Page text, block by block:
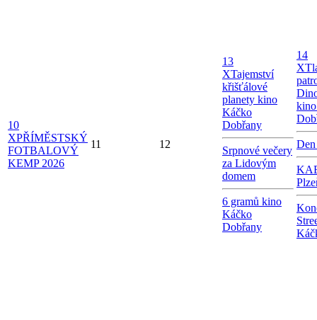
10
XPŘÍMĚSTSKÝ
FOTBALOVÝ
KEMP 2026
11 12
13
XTajemství
křišťálové
planety kino
Káčko
Dobřany
Srpnové večery
za Lidovým
domem
6 gramů kino
Káčko
Dobřany
14
X